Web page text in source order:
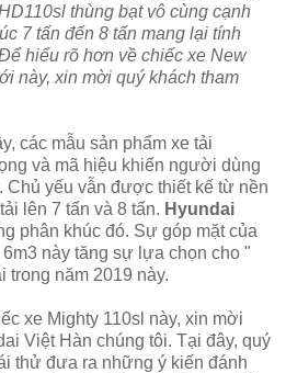
thùng bạt vô cùng cạnh
7 tấn đến 8 tấn mang lại tính
hiểu rõ hơn về chiếc xe New
này, xin mời quý khách tham
các mẫu sản phẩm xe tải
và mã hiệu khiến người dùng
Chủ yếu vẫn được thiết kế từ nền
lên 7 tấn và 8 tấn. Hyundai
phân khúc đó. Sự góp mặt của
này tăng sự lựa chọn cho "
trong năm 2019 này.
xe Mighty 110sl này, xin mời
Việt Hàn chúng tôi. Tại đây, quý
thử đưa ra những ý kiến đánh